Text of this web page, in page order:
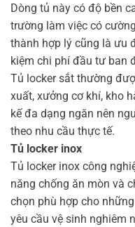
Dòng tủ này có độ bền
trường làm việc có
thành hợp lý cũng là ưu
kiệm chi phí đầu tư ban
Tủ locker sắt thường
xuất, xưởng cơ khí, kho
kế đa dạng ngăn nên
theo nhu cầu thực tế.
Tủ locker inox
Tủ locker inox công
năng chống ăn mòn và
chọn phù hợp cho
yêu cầu vệ sinh nghiêm